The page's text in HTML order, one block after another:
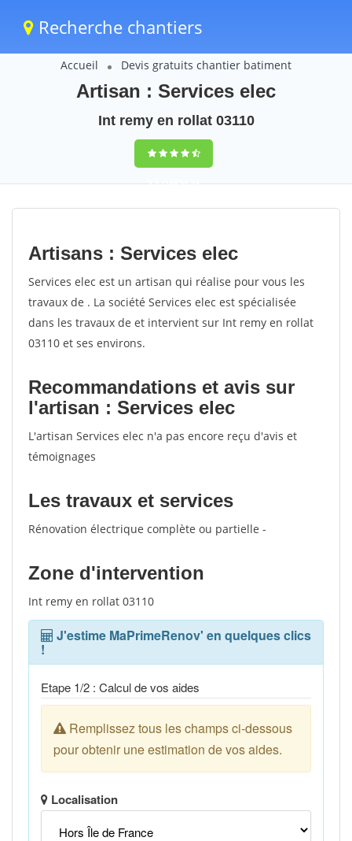
Recherche chantiers
Accueil Devis gratuits chantier batiment
Artisan : Services elec
Int remy en rollat 03110
9,5(100%)34
votes
Artisans : Services elec
Services elec est un artisan qui réalise pour vous les
travaux de . La société Services elec est spécialisée
dans les travaux de et intervient sur Int remy en rollat
03110 et ses environs.
Recommandations et avis sur
l'artisan : Services elec
L'artisan Services elec n'a pas encore reçu d'avis et
témoignages
Les travaux et services
Rénovation électrique complète ou partielle -
Zone d'intervention
Int remy en rollat 03110